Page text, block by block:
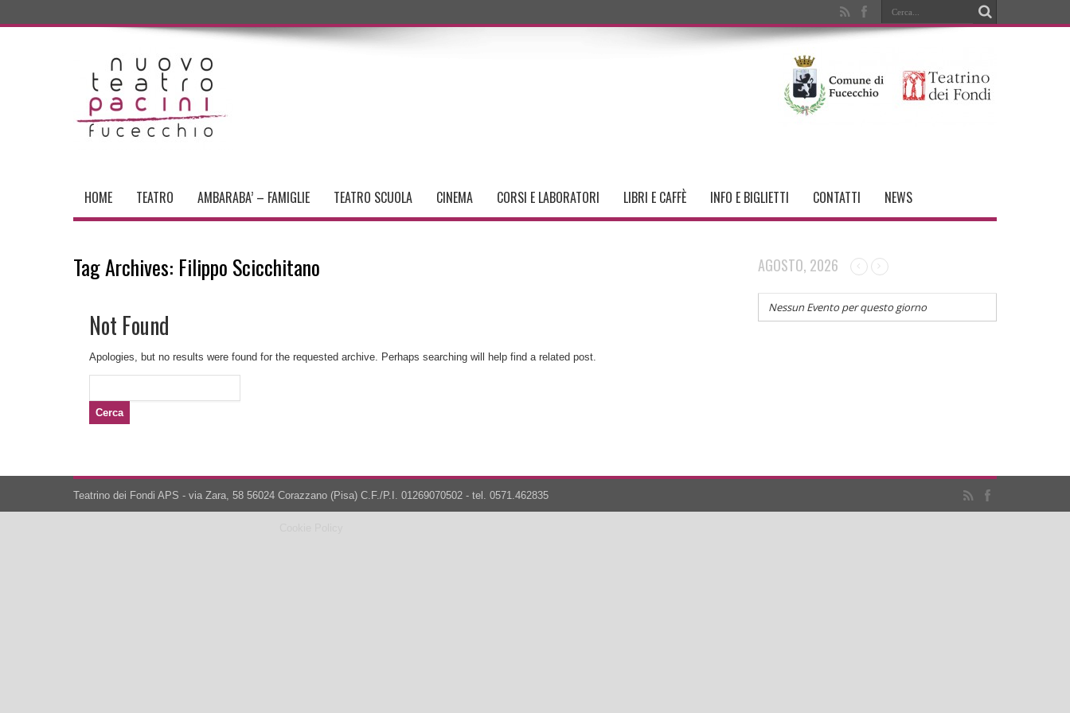
HOME TEATRO AMBARABA’ – FAMIGLIE TEATRO SCUOLA CINEMA CORSI E LABORATORI LIBRI E CAFFÈ INFO E BIGLIETTI CONTATTI NEWS
Tag Archives: Filippo Scicchitano
Not Found
Apologies, but no results were found for the requested archive. Perhaps searching will help find a related post.
AGOSTO, 2026
Nessun Evento per questo giorno
Teatrino dei Fondi APS - via Zara, 58 56024 Corazzano (Pisa) C.F./P.I. 01269070502 - tel. 0571.462835